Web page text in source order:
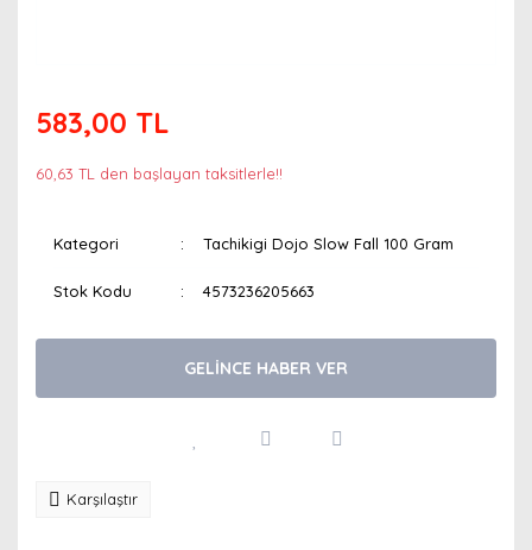
583,00 TL
60,63 TL den başlayan taksitlerle!!
Kategori Tachikigi Dojo Slow Fall 100 Gram
Stok Kodu 4573236205663
GELİNCE HABER VER
Karşılaştır